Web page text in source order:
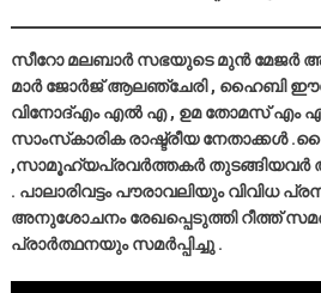
സീറോ മലബാർ സഭയുടെ മുൻ മേജർ
മാർ ജോർജ് ആലഞ്ചേരി , ഹൈബി
വിനോദ്എം എൽ എ , ഉമ തോമസ് എം
സാംസ്‌കാരിക രാഷ്ട്രീയ നേതാക്കൾ
,സാമൂഹ്യപ്രവർത്തകർ തുടങ്ങിയവർ
. പാലാരിവട്ടം പൗരാവലിയും വിവിധ
അനുശോചനം രേഖപ്പെടുത്തി റീത്ത്‌
പ്രാർത്ഥനയും സമർപ്പിച്ചു .